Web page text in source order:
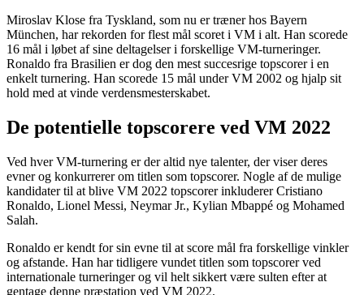
Miroslav Klose fra Tyskland, som nu er træner hos Bayern
München, har rekorden for flest mål scoret i VM i alt. Han scorede
16 mål i løbet af sine deltagelser i forskellige VM-turneringer.
Ronaldo fra Brasilien er dog den mest succesrige topscorer i en
enkelt turnering. Han scorede 15 mål under VM 2002 og hjalp sit
hold med at vinde verdensmesterskabet.
De potentielle topscorere ved VM 2022
Ved hver VM-turnering er der altid nye talenter, der viser deres
evner og konkurrerer om titlen som topscorer. Nogle af de mulige
kandidater til at blive VM 2022 topscorer inkluderer Cristiano
Ronaldo, Lionel Messi, Neymar Jr., Kylian Mbappé og Mohamed
Salah.
Ronaldo er kendt for sin evne til at score mål fra forskellige vinkler
og afstande. Han har tidligere vundet titlen som topscorer ved
internationale turneringer og vil helt sikkert være sulten efter at
gentage denne præstation ved VM 2022.